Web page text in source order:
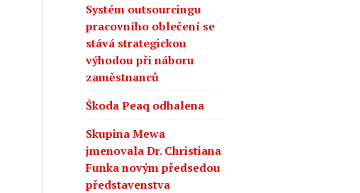
Systém outsourcingu
pracovního oblečení se
stává strategickou
výhodou při náboru
zaměstnanců
Škoda Peaq odhalena
Skupina Mewa
jmenovala Dr. Christiana
Funka novým předsedou
představenstva